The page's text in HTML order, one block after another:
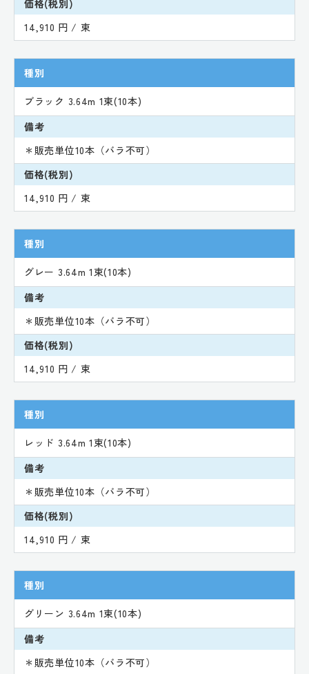
価格(税別)
14,910 円 / 束
種別
ブラック 3.64m 1束(10本)
備考
＊販売単位10本（バラ不可）
価格(税別)
14,910 円 / 束
種別
グレー 3.64m 1束(10本)
備考
＊販売単位10本（バラ不可）
価格(税別)
14,910 円 / 束
種別
レッド 3.64m 1束(10本)
備考
＊販売単位10本（バラ不可）
価格(税別)
14,910 円 / 束
種別
グリーン 3.64m 1束(10本)
備考
＊販売単位10本（バラ不可）